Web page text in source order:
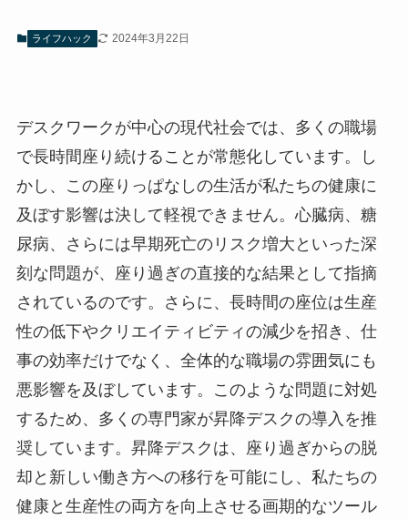
ライフハック 2024年3月22日
デスクワークが中心の現代社会では、多くの職場
で長時間座り続けることが常態化しています。し
かし、この座りっぱなしの生活が私たちの健康に
及ぼす影響は決して軽視できません。心臓病、糖
尿病、さらには早期死亡のリスク増大といった深
刻な問題が、座り過ぎの直接的な結果として指摘
されているのです。さらに、長時間の座位は生産
性の低下やクリエイティビティの減少を招き、仕
事の効率だけでなく、全体的な職場の雰囲気にも
悪影響を及ぼしています。このような問題に対処
するため、多くの専門家が昇降デスクの導入を推
奨しています。昇降デスクは、座り過ぎからの脱
却と新しい働き方への移行を可能にし、私たちの
健康と生産性の両方を向上させる画期的なツール